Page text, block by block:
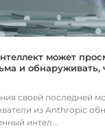
может
и обнаруживать,
своей последней
из Anthropic
интел...